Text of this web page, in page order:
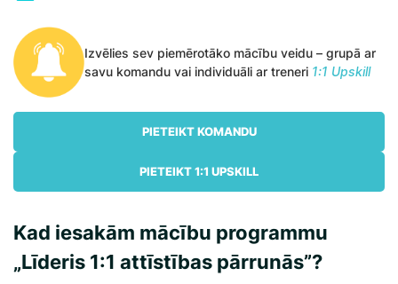
Izvēlies sev piemērotāko mācību veidu – grupā ar
savu komandu vai individuāli ar treneri 1:1 Upskill
PIETEIKT KOMANDU
PIETEIKT 1:1 UPSKILL
Kad iesakām mācību programmu
„Līderis 1:1 attīstības pārrunās”?